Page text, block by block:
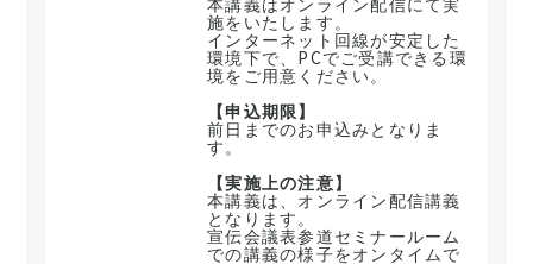
施をいたします。
インターネット回線が安定した
環境下で、PCでご受講できる環
境をご用意ください。
【申込期限】
前日までのお申込みとなりま
す。
【実施上の注意】
本講義は、オンライン配信講義
となります。
宣伝会議表参道セミナールーム
での講義の様子をオンタイムで